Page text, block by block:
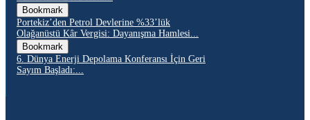
Bookmark
Portekiz’den Petrol Devlerine %33’lük
Olağanüstü Kâr Vergisi: Dayanışma Hamlesi...
Bookmark
6. Dünya Enerji Depolama Konferansı İçin Geri
Sayım Başladı:...